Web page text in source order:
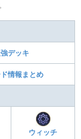
デッキ
情報まとめ
ウィッチ